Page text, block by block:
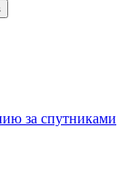
за спутниками